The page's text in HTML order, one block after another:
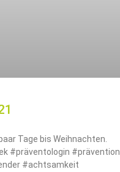
Tage bis Weihnachten.
#präventologin #prävention
#achtsamkeit